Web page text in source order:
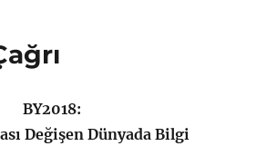
BY2018:
Değişen Dünyada Bilgi